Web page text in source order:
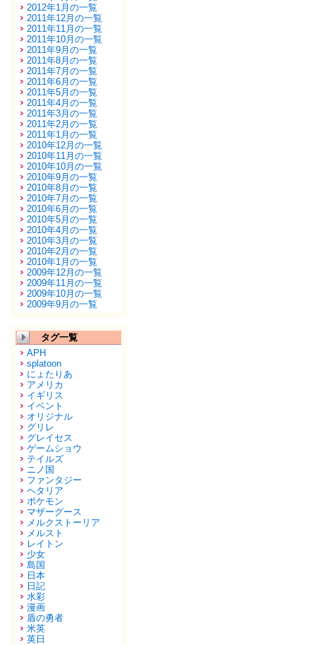
2012年1月の一覧
2011年12月の一覧
2011年11月の一覧
2011年10月の一覧
2011年9月の一覧
2011年8月の一覧
2011年7月の一覧
2011年6月の一覧
2011年5月の一覧
2011年4月の一覧
2011年3月の一覧
2011年2月の一覧
2011年1月の一覧
2010年12月の一覧
2010年11月の一覧
2010年10月の一覧
2010年9月の一覧
2010年8月の一覧
2010年7月の一覧
2010年6月の一覧
2010年5月の一覧
2010年4月の一覧
2010年3月の一覧
2010年2月の一覧
2010年1月の一覧
2009年12月の一覧
2009年11月の一覧
2009年10月の一覧
2009年9月の一覧
タグ一覧
APH
splatoon
にょたりあ
アメリカ
イギリス
イベント
オリジナル
グリレ
グレイセス
ゲームショウ
テイルズ
ニノ国
ファンタジー
ヘタリア
ポケモン
マザーグース
メルクストーリア
メルスト
レイトン
少女
島国
日本
日記
水彩
漫画
盾の勇者
米英
英日